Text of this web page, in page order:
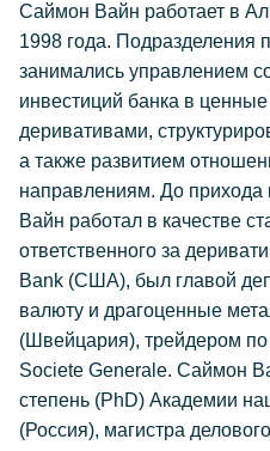
Саймон Вайн работает в
1998 года. Подразделения
занимались управлением
инвестиций банка в
деривативами,
а также развитием
направлениям. До
Вайн работал в качестве
ответственного за
Bank (США), был главой
валюту и драгоценные
(Швейцария), трейдером
Societe Generale. Саймон
степень (PhD) Академии
(Россия), магистра